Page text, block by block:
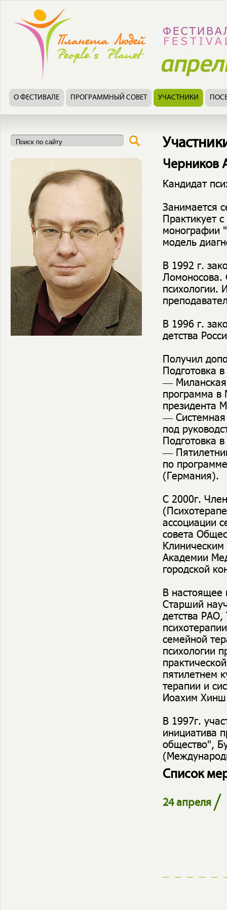
О ФЕСТИВАЛЕ ПРОГРАММНЫЙ СОВЕТ УЧАСТНИКИ
Черников
Кандидат
Занимается
Практикует
монографии
модель
В 1992 г.
Ломоносова.
психологии.
В 1996 г.
детства
Получил
Подготовка
— Миланская
программа в
президента
— Системная
под
Подготовка
—
по
(Германия).
С 2000г.
ассоциации
совета
Клиническим
Академии
городской
В настоящее
Старший
детства РАО,
семейной
психологии
пятилетнем
терапии и
Иоахим
В 1997г.
инициатива
общество",
Список
24 апреля/